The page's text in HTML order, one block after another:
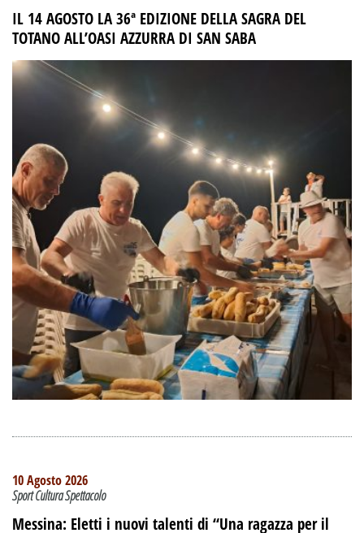
IL 14 AGOSTO LA 36ª EDIZIONE DELLA SAGRA DEL
TOTANO ALL’OASI AZZURRA DI SAN SABA
10 Agosto 2026
Sport Cultura Spettacolo
Messina: Eletti i nuovi talenti di “Una ragazza per il